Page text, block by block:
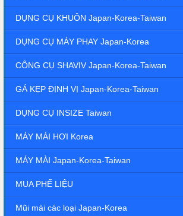
DỤNG CỤ KHUÔN Japan-Korea-Taiwan
DỤNG CỤ MÁY PHAY Japan-Korea
CÔNG CỤ SHAVIV Japan-Korea-Taiwan
GÁ KẸP ĐỊNH VỊ Japan-Korea-Taiwan
DỤNG CỤ INSIZE Taiwan
MÁY MÀI HƠI Korea
MÁY MÀI Japan-Korea-Taiwan
MUA PHẾ LIỆU
Mũi mài các loại Japan-Korea